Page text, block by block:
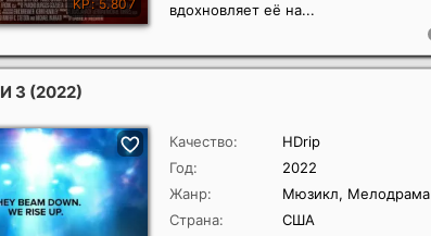
вдохновляет её на...
3 (2022)
Качество:
HDrip
Год:
2022
Жанр:
Мюзикл, Мелодрама
Страна:
США